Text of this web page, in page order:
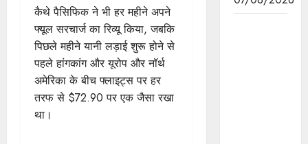
कैथे पैसिफिक ने भी हर महीने अपने
फ्यूल सरचार्ज का रिव्यू किया, जबकि
पिछले महीने यानी लड़ाई शुरू होने से
पहले हांगकांग और यूरोप और नॉर्थ
अमेरिका के बीच फ्लाइट्स पर हर
तरफ से $72.90 पर एक जैसा रखा
था।